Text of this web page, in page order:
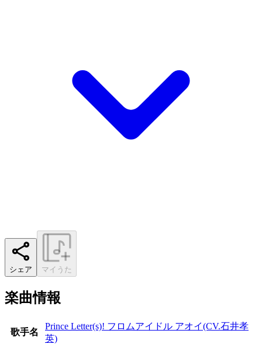
シェア マイうた
楽曲情報
歌手名
Prince Letter(s)! フロムアイドル アオイ(CV.石井孝
英)